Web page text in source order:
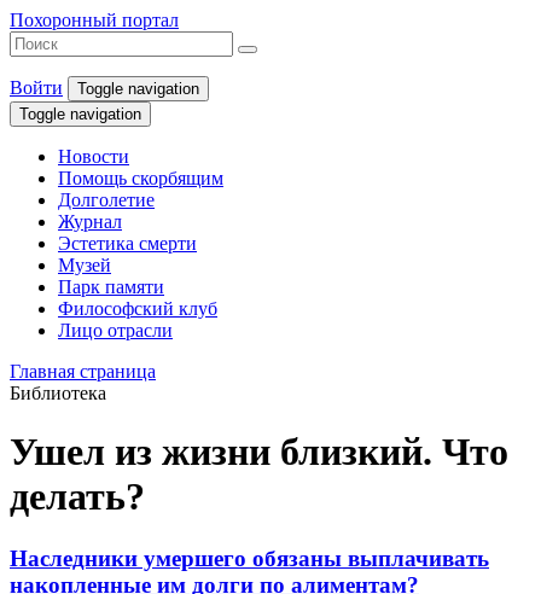
Похоронный портал
Войти
Toggle navigation
Toggle navigation
Новости
Помощь скорбящим
Долголетие
Журнал
Эстетика смерти
Музей
Парк памяти
Философский клуб
Лицо отрасли
Главная страница
Библиотека
Ушел из жизни близкий. Что
делать?
Наследники умершего обязаны выплачивать
накопленные им долги по алиментам?